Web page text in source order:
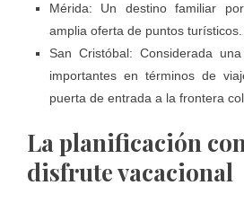
Mérida: Un destino familiar
amplia oferta de puntos turísticos.
San Cristóbal: Considerada
importantes en términos de
puerta de entrada a la frontera
La planificación
disfrute vacacional